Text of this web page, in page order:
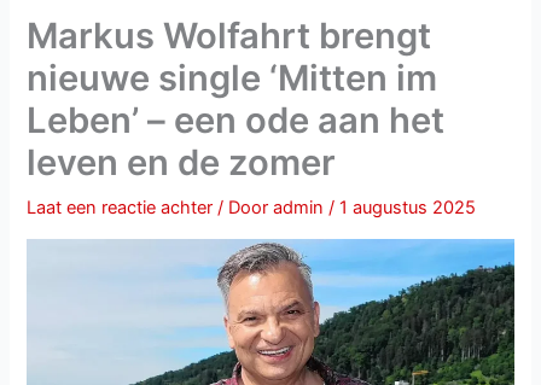
Markus Wolfahrt brengt
nieuwe single ‘Mitten im
Leben’ – een ode aan het
leven en de zomer
Laat een reactie achter / Dooradmin/1 augustus 2025